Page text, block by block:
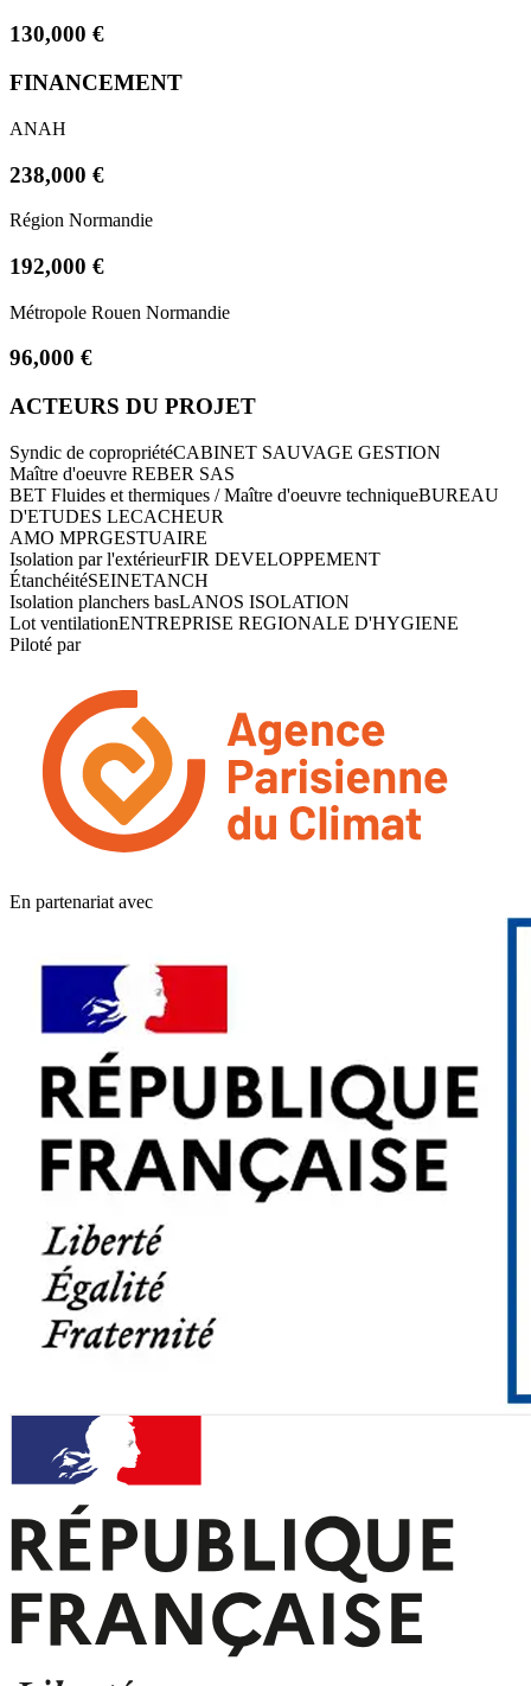
130,000 €
FINANCEMENT
ANAH
238,000 €
Région Normandie
192,000 €
Métropole Rouen Normandie
96,000 €
ACTEURS DU PROJET
Syndic de copropriétéCABINET SAUVAGE GESTION
Maître d'oeuvre REBER SAS
BET Fluides et thermiques / Maître d'oeuvre techniqueBUREAU
D'ETUDES LECACHEUR
AMO MPRGESTUAIRE
Isolation par l'extérieurFIR DEVELOPPEMENT
ÉtanchéitéSEINETANCH
Isolation planchers basLANOS ISOLATION
Lot ventilationENTREPRISE REGIONALE D'HYGIENE
Piloté par
En partenariat avec